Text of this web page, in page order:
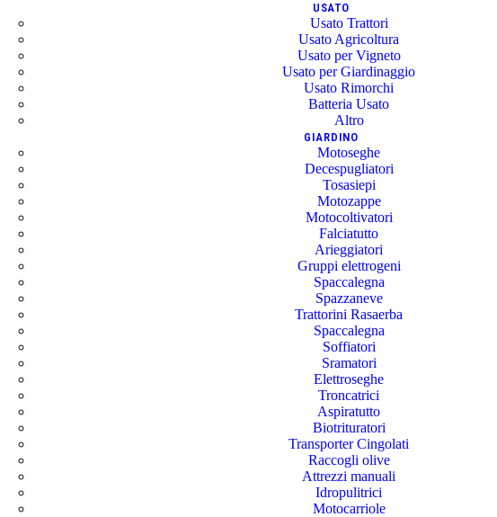
USATO
Usato Trattori
Usato Agricoltura
Usato per Vigneto
Usato per Giardinaggio
Usato Rimorchi
Batteria Usato
Altro
GIARDINO
Motoseghe
Decespugliatori
Tosasiepi
Motozappe
Motocoltivatori
Falciatutto
Arieggiatori
Gruppi elettrogeni
Spaccalegna
Spazzaneve
Trattorini Rasaerba
Spaccalegna
Soffiatori
Sramatori
Elettroseghe
Troncatrici
Aspiratutto
Biotrituratori
Transporter Cingolati
Raccogli olive
Attrezzi manuali
Idropulitrici
Motocarriole